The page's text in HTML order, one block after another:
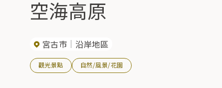
空海高原
宮古市 沿岸地區
觀光景點 自然/風景/花園